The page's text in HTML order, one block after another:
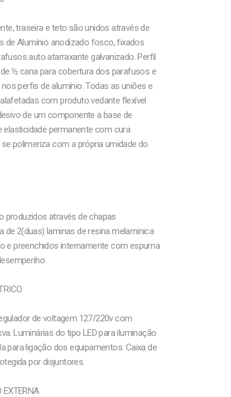
traseira e teto são unidos através de
de Alumínio anodizado fosco, fixados
auto atarraxante galvanizado. Perfil
½ cana para cobertura dos parafusos e
perfis de alumínio. Todas as uniões e
com produto vedante flexível
de um componente a base de
elasticidade permanente com cura
polimeriza com a própria umidade do
produzidos através de chapas
de 2(duas) laminas de resina melaminica
e preenchidos internamente com espuma
de voltagem 127/220v com
Luminárias do tipo LED para iluminação
para ligação dos equipamentos. Caixa de
por disjuntores.